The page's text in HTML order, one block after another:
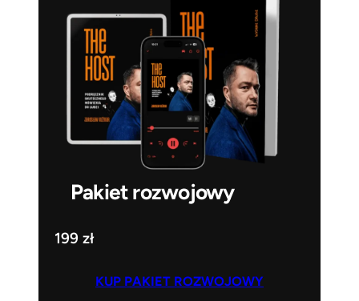
Pakiet rozwojowy
199 zł
KUP PAKIET ROZWOJOWY